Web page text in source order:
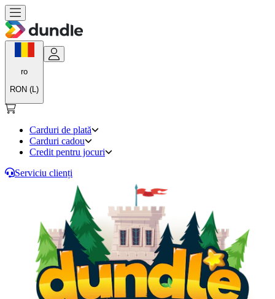
ro
RON (L)
Carduri de plată
Carduri cadou
Credit pentru jocuri
Serviciu clienți